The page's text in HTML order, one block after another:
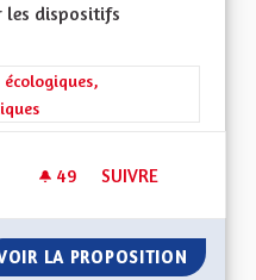
dispositifs
: Les transitions
49 49 ABONNÉS
SUIVRE
LA PROPOSITION